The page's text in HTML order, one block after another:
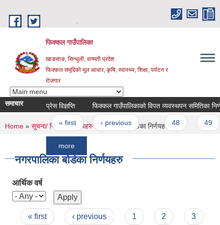
फिक्कल गाउँपालिका
खाङसाङ, सिन्धुली, वाग्मती प्रदेश
फिक्कल समृद्दिको मूल आधार, कृषि, स्वास्थ्य, शिक्षा, पर्यटन र
रोजगार
समाचार प्रेस विज्ञप्ति फिक्कल गाउँपालिकाको विपत व्यवस्थपन समितिका निर्णयहरुः
Pages
« first ‹ previous … 48
You are here
Home » सूचना/ निर्णय »निर्णयहरु» नगरपालिका बोर्डका निर्णयहरु
नगरपालिका बोर्डका निर्णयहरु
आर्थिक वर्ष
Pages
« first ‹ previous 1 2
3